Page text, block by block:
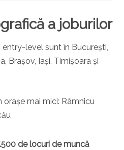
a joburilor
level sunt în București,
Brașov, Iași, Timișoara și
orașe mai mici: Râmnicu
de locuri de muncă